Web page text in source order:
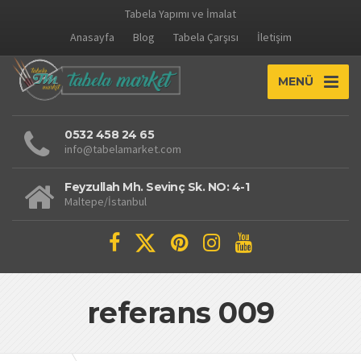
Tabela Yapımı ve İmalat
Anasayfa
Blog Tabela Çarşısı İletişim
MENÜ
0532 458 24 65
info@tabelamarket.com
Feyzullah Mh. Sevinç Sk. NO: 4-1
Maltepe/İstanbul
referans 009